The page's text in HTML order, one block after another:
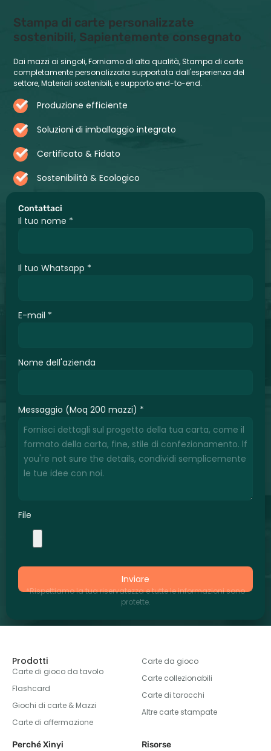
Contattaci
Il tuo nome *
Il tuo Whatsapp *
E-mail *
Nome dell'azienda
Messaggio (Moq 200 mazzi) *
File
Inviare
*Rispettiamo la tua riservatezza e tutte le informazioni sono
protette.
Stampa di carte personalizzate
sostenibili, Sapientemente consegnato
Dai mazzi ai singoli, Forniamo di alta qualità, Stampa di carte
completamente personalizzata supportata dall'esperienza del
settore, Materiali sostenibili, e supporto end-to-end.
Produzione efficiente
Soluzioni di imballaggio integrato
Certificato & Fidato
Sostenibilità & Ecologico
Prodotti
Carte di gioco da tavolo
Flashcard
Giochi di carte & Mazzi
Carte di affermazione
Carte da gioco
Carte collezionabili
Carte di tarocchi
Altre carte stampate
Perché Xinyi
Risorse